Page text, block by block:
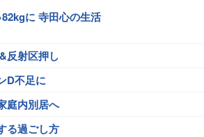
に 寺田心の生活
反射区押し
D不足に
庭内別居へ
る過ごし方